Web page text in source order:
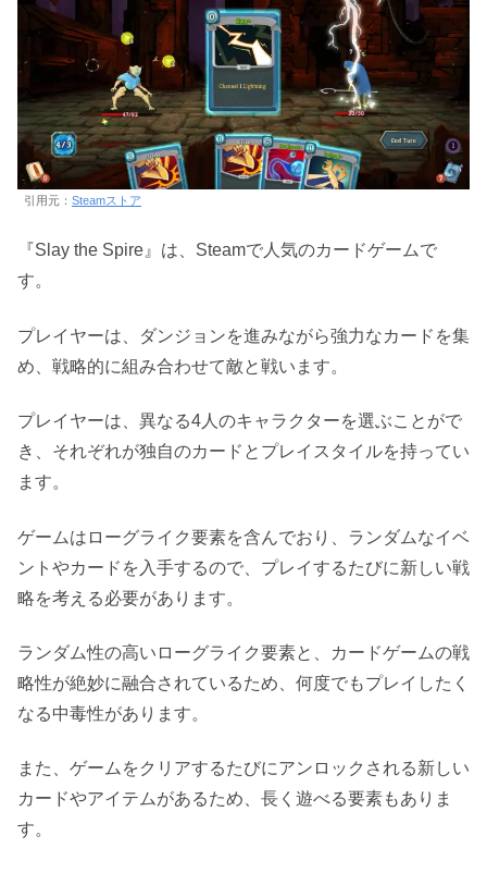
引用元： Steamストア
『Slay the Spire』は、Steamで人気のカードゲームで
す。
プレイヤーは、ダンジョンを進みながら強力なカードを集
め、戦略的に組み合わせて敵と戦います。
プレイヤーは、異なる4人のキャラクターを選ぶことがで
き、それぞれが独自のカードとプレイスタイルを持ってい
ます。
ゲームはローグライク要素を含んでおり、ランダムなイベ
ントやカードを入手するので、プレイするたびに新しい戦
略を考える必要があります。
ランダム性の高いローグライク要素と、カードゲームの戦
略性が絶妙に融合されているため、何度でもプレイしたく
なる中毒性があります。
また、ゲームをクリアするたびにアンロックされる新しい
カードやアイテムがあるため、長く遊べる要素もありま
す。